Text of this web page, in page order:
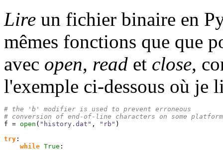
Lire un fichier binaire en
mêmes fonctions que que
avec open, read et close,
l'exemple ci-dessous où je
# the 'b' modifier is used to prevent erroneous
# conversion of end-of-line characters on some
f = open ( "history.dat" , "rb" )
try :
while True :